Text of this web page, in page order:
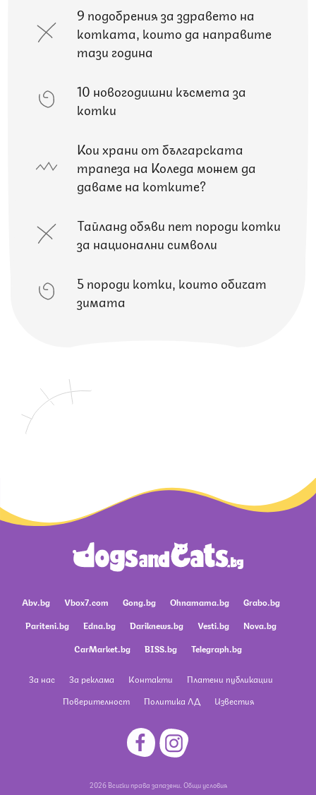
9 подобрения за здравето на
котката, които да направите
тази година
10 новогодишни късмета за
котки
Кои храни от българската
трапеза на Коледа можем да
даваме на котките?
Тайланд обяви пет породи котки
за национални символи
5 породи котки, които обичат
зимата
Abv.bg Vbox7.com Gong.bg Ohnamama.bg
Grabo.bg
Pariteni.bg
Edna.bg Dariknews.bg Vesti.bg
Nova.bg
CarMarket.bg
BISS.bg Telegraph.bg
За нас За реклама Контакти
Платени публикации
Поверителност
Политика ЛД Известия
2026 Всички права запазени. Общи условия